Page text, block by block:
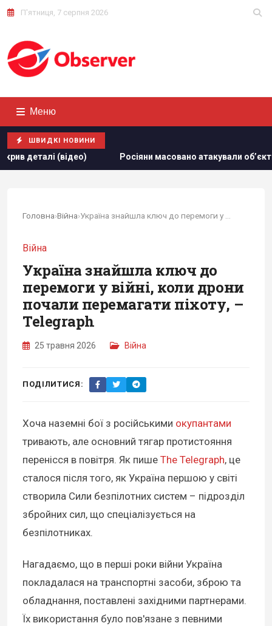
П'ятниця, 7 серпня 2026
Меню
ШВИДКІ НОВИНИ
масовано атакували обʼєкти "Укрнафти": зруйновано
Головна›Війна›
Війна
Україна знайшла ключ до
перемоги у війні, коли дрони
почали перемагати піхоту, –
Telegraph
25 травня 2026 Війна
ПОДІЛИТИСЯ:
Хоча наземні бої з російськими окупантами
тривають, але основний тягар протистояння
перенісся в повітря. Як пише The Telegraph, це
сталося після того, як Україна першою у світі
створила Сили безпілотних систем – підрозділ
збройних сил, що спеціалізується на
безпілотниках.
Нагадаємо, що в перші роки війни Україна
покладалася на транспортні засоби, зброю та
обладнання, поставлені західними партнерами.
Їх використання було пов'язане з певними